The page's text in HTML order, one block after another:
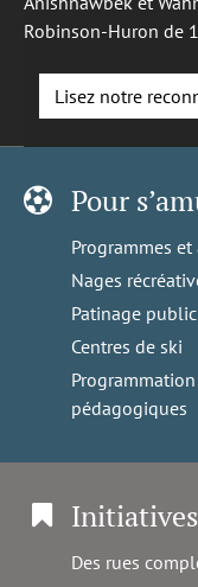
Robinson-Huron de
Lisez notre
Pour
Programmes
Nages
Patinage public
Centres de ski
pédagogiques
Des rues